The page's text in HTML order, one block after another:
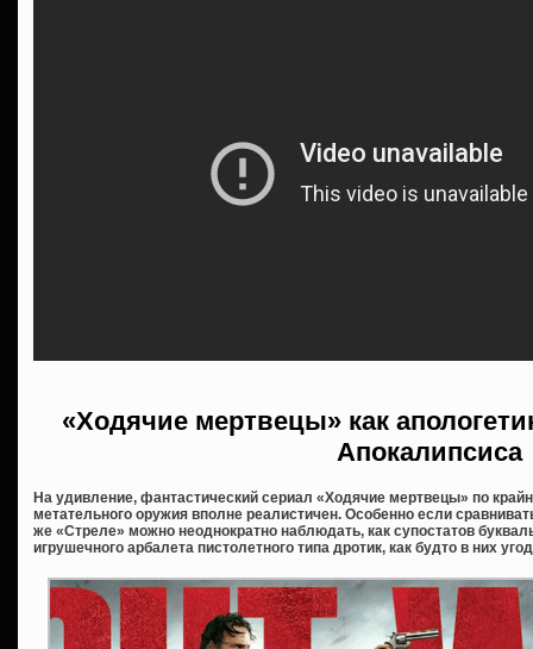
«Ходячие мертвецы» как
Апокалипсиса
На удивление, фантастический сериал «Ходячие мертвецы» по
метательного оружия вполне реалистичен. Особенно если
же «Стреле» можно неоднократно наблюдать, как супостатов
игрушечного арбалета пистолетного типа дротик, как будто в них